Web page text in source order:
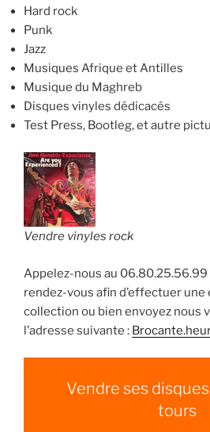
Hard rock
Punk
Jazz
Musiques Afrique et Antilles
Musique du Maghreb
Disques vinyles dédicacés
Test Press, Bootleg, et autre
Vendre vinyles rock
Appelez-nous au
rendez-vous afin d’effectuer
collection ou bien envoyez nous
l’adresse suivante :
Vendre ses
tours